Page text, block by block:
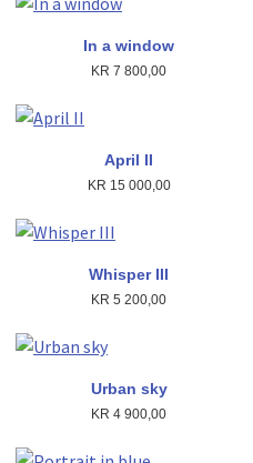
In a window
KR 7 800,00
April II
KR 15 000,00
Whisper III
KR 5 200,00
Urban sky
KR 4 900,00